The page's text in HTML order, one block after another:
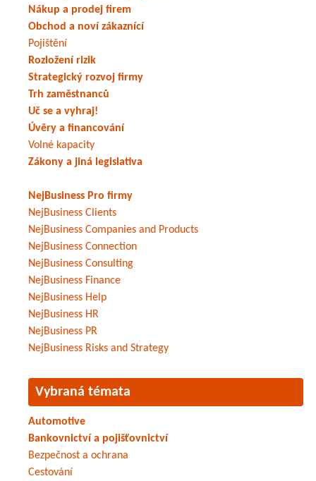
Nákup a prodej firem
Obchod a noví zákaznící
Pojištění
Rozložení rizik
Strategický rozvoj firmy
Trh zaměstnanců
Uč se a vyhraj!
Úvěry a financování
Volné kapacity
Zákony a jiná legislativa
NejBusiness Pro firmy
NejBusiness Clients
NejBusiness Companies and Products
NejBusiness Connection
NejBusiness Consulting
NejBusiness Finance
NejBusiness Help
NejBusiness HR
NejBusiness PR
NejBusiness Risks and Strategy
Vybraná témata
Automotive
Bankovnictví a pojišťovnictví
Bezpečnost a ochrana
Cestování